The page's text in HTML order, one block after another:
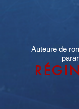
Auteure de